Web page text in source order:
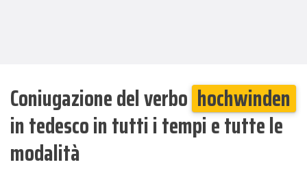
Coniugazione del verbo hochwinden
in tedesco in tutti i tempi e tutte le
modalità